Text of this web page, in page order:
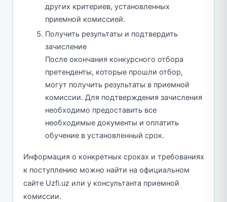
других критериев, установленных
приемной комиссией.
Получить результаты и подтвердить
зачисление
После окончания конкурсного отбора
претенденты, которые прошли отбор,
могут получить результаты в приемной
комиссии. Для подтверждения зачисления
необходимо предоставить все
необходимые документы и оплатить
обучение в установленный срок.
Информация о конкретных сроках и требованиях
к поступлению можно найти на официальном
сайте Uzfi.uz или у консультанта приемной
комиссии.